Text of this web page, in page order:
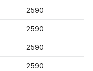
2590
2590
2590
2590